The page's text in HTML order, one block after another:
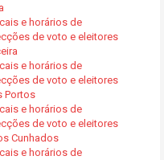
e horários de
de voto e eleitores
e horários de
de voto e eleitores
Portos
e horários de
de voto e eleitores
Cunhados
e horários de